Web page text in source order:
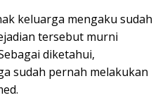
keluarga mengaku sudah
tersebut murni
diketahui,
sudah pernah melakukan